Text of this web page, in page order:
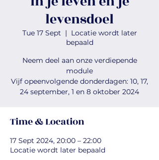
levensdoel
Tue 17 Sept
  |
Locatie wordt later
bepaald
Neem deel aan onze verdiepende
module
Vijf opeenvolgende donderdagen: 10, 17,
24 september, 1 en 8 oktober 2024
Time & Location
17 Sept 2024, 20:00 – 22:00
Locatie wordt later bepaald